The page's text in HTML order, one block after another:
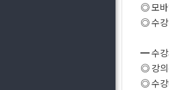
◎ 모바
◎ 수강
━ 수강
◎ 강의
◎ 수강